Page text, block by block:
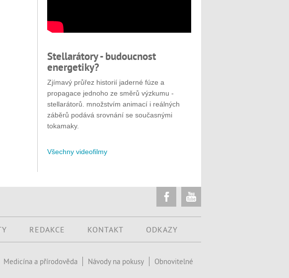
Stellarátory - budoucnost
energetiky?
Zjímavý průřez historií jaderné fúze a
propagace jednoho ze směrů výzkumu -
stellarátorů. množstvím animací i reálných
záběrů podává srovnání se současnými
tokamaky.
Všechny videofilmy
REDAKCE KONTAKT ODKAZY
Medicína a přírodověda Návody na pokusy
Obnovitelné